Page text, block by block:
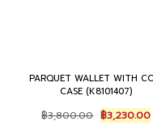
PARQUET WALLET WITH
CASE (K8101407)
฿3,800.00 Original
price
฿3,230.00